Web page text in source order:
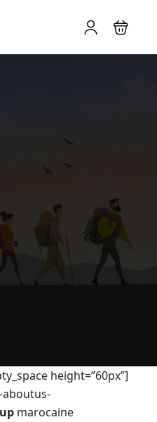
height=”60px”]
aboutus-
marocaine